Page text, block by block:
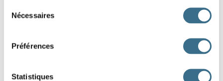
Nécessaires
Préférences
Statistiques